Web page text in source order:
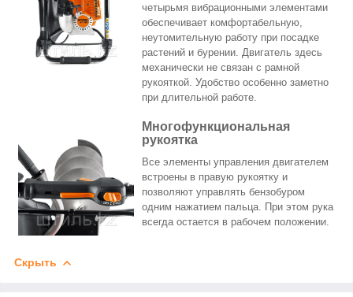
четырьмя вибрационными элементами
обеспечивает комфортабельную,
неутомительную работу при посадке
растений и бурении. Двигатель здесь
механически не связан с рамной
рукояткой. Удобство особенно заметно
при длительной работе.
Многофункциональная
рукоятка
Все элементы управления двигателем
встроены в правую рукоятку и
позволяют управлять бензобуром
одним нажатием пальца. При этом рука
всегда остается в рабочем положении.
Скрыть